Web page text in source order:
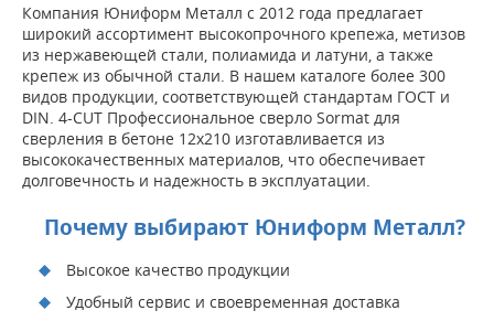
Компания Юниформ Металл с 2012 года предлагает
широкий ассортимент высокопрочного крепежа, метизов
из нержавеющей стали, полиамида и латуни, а также
крепеж из обычной стали. В нашем каталоге более 300
видов продукции, соответствующей стандартам ГОСТ и
DIN. 4-CUT Профессиональное сверло Sormat для
сверления в бетоне 12х210 изготавливается из
высококачественных материалов, что обеспечивает
долговечность и надежность в эксплуатации.
Почему выбирают Юниформ Металл?
Высокое качество продукции
Удобный сервис и своевременная доставка